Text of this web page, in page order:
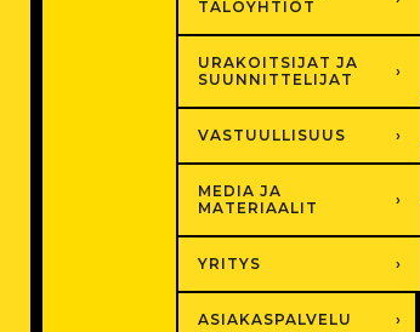
TALOYHTIÖT
URAKOITSIJAT JA
SUUNNITTELIJAT
VASTUULLISUUS
MEDIA JA
MATERIAALIT
YRITYS
ASIAKASPALVELU